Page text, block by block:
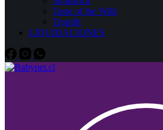
Taste of the Wild
Tropifit
LIQUIDACIONES